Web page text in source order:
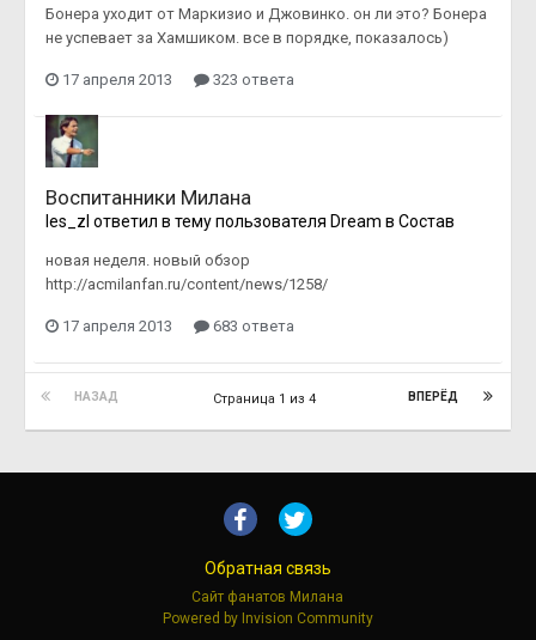
Бонера уходит от Маркизио и Джовинко. он ли это? Бонера
не успевает за Хамшиком. все в порядке, показалось)
17 апреля 2013 323 ответа
Воспитанники Милана
les_zl ответил в тему пользователя Dream в Состав
новая неделя. новый обзор
http://acmilanfan.ru/content/news/1258/
17 апреля 2013 683 ответа
НАЗАД ВПЕРЁД
Страница 1 из 4
Обратная связь
Сайт фанатов Милана
Powered by Invision Community